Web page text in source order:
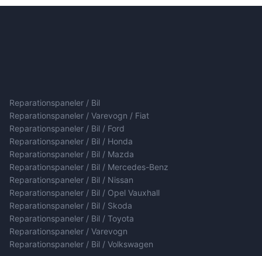
Reparationspaneler / Bil
Reparationspaneler / Varevogn / Fiat
Reparationspaneler / Bil / Ford
Reparationspaneler / Bil / Honda
Reparationspaneler / Bil / Mazda
Reparationspaneler / Bil / Mercedes-Benz
Reparationspaneler / Bil / Nissan
Reparationspaneler / Bil / Opel Vauxhall
Reparationspaneler / Bil / Skoda
Reparationspaneler / Bil / Toyota
Reparationspaneler / Varevogn
Reparationspaneler / Bil / Volkswagen